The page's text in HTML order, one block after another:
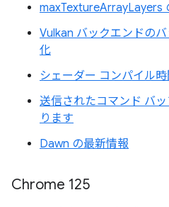
maxTextureArrayLayers
Vulkan バックエンドの
化
シェーダー コンパイル
送信されたコマンド バ
ります
Dawn の最新情報
Chrome 125